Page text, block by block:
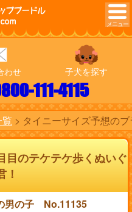
ププードル
わせ 子犬を探す
111-4115
タイニーサイズ予想の
目のテケテケ歩くぬいぐ
！
男の子 No.11135